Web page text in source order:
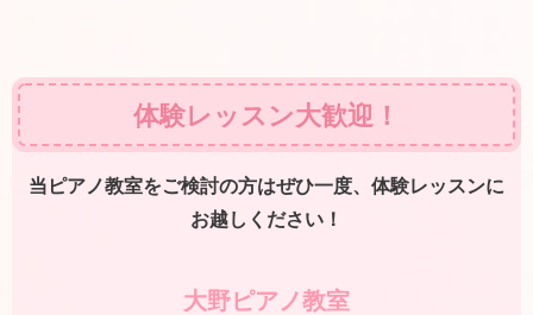
体験レッスン大歓迎！
当ピアノ教室をご検討の方はぜひ一度、体験レッスンに
お越しください！
大野ピアノ教室